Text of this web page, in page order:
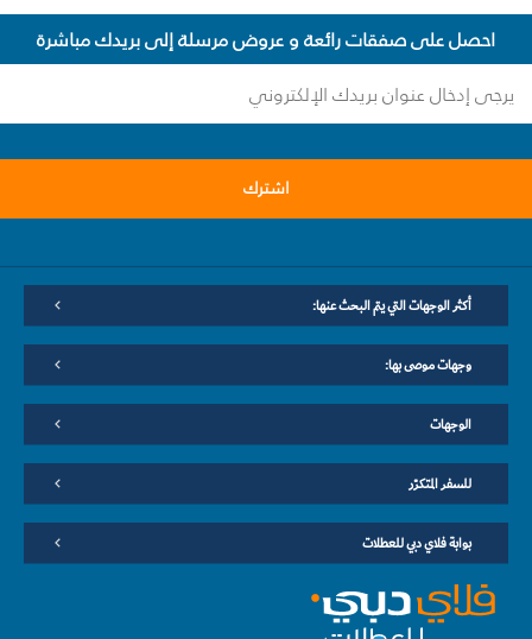
احصل على صفقات رائعة و عروض مرسلة إلى بريدك مباشرة
اشترك
أكثر الوجهات التي يتم البحث عنها:
وجهات موصى بها:
الوجهات
للسفر المتكرّر
بوابة فلاي دبي للعطلات